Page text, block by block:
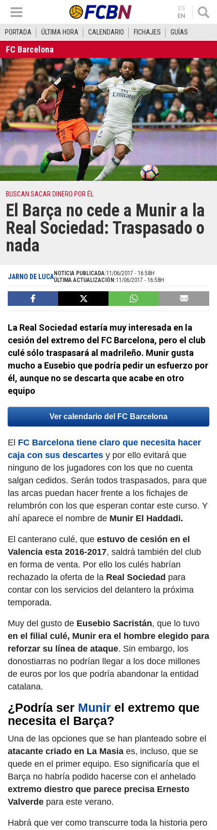
ES
EN
PORTADA ÚLTIMA HORA CALENDARIO FICHAJES GUÍAS
FC Barcelona
BUSCAN SACAR DINERO POR ÉL
El Barça no cede a Munir a la
Real Sociedad: Traspasado o
nada
JARNO DE LUCANOTICIA PUBLICADA:11/06/2017 - 16:58H
ÚLTIMA ACTUALIZACIÓN:11/06/2017 - 16:58H
La Real Sociedad estaría muy interesada en la
cesión del extremo del FC Barcelona, pero el club
culé sólo traspasará al madrileño. Munir gusta
mucho a Eusebio que podría pedir un esfuerzo por
él, aunque no se descarta que acabe en otro
equipo
Ver calendario del FC Barcelona
El FC Barcelona tiene claro que necesita hacer
caja con sus descartes y por ello evitará que
ninguno de los jugadores con los que no cuenta
salgan cedidos. Serán todos traspasados, para que
las arcas puedan hacer frente a los fichajes de
relumbrón con los que esperan contar este curso. Y
ahí aparece el nombre de Munir El Haddadi.
El canterano culé, que estuvo de cesión en el
Valencia esta 2016-2017, saldrá también del club
en forma de venta. Por ello los culés habrían
rechazado la oferta de la Real Sociedad para
contar con los servicios del delantero la próxima
temporada.
Muy del gusto de Eusebio Sacristán, que lo tuvo
en el filial culé, Munir era el hombre elegido para
reforzar su línea de ataque. Sin embargo, los
donostiarras no podrían llegar a los doce millones
de euros por los que podría abandonar la entidad
catalana.
¿Podría ser Munir el extremo que
necesita el Barça?
Una de las opciones que se han planteado sobre el
atacante criado en La Masia es, incluso, que se
quede en el primer equipo. Eso significaría que el
Barça no habría podido hacerse con el anhelado
extremo diestro que parece precisa Ernesto
Valverde para este verano.
Habrá que ver como transcurre toda la historia pero